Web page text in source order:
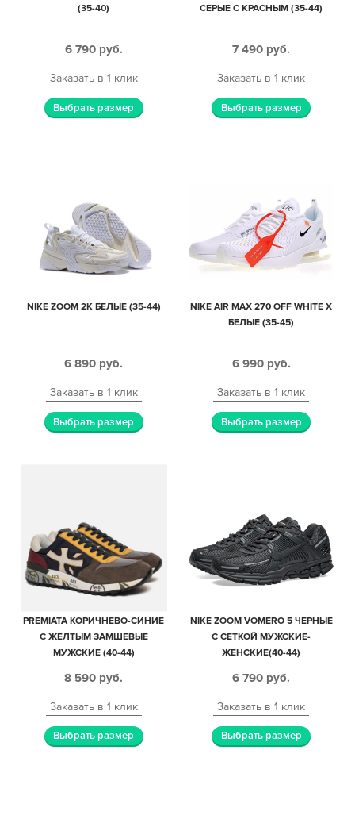
(35-40)
6 790 руб.
Заказать в 1 клик
Выбрать размер
СЕРЫЕ С КРАСНЫМ (35-44)
7 490 руб.
Заказать в 1 клик
Выбрать размер
NIKE ZOOM 2K БЕЛЫЕ (35-44)
6 890 руб.
Заказать в 1 клик
Выбрать размер
NIKE AIR MAX 270 OFF WHITE X
БЕЛЫЕ (35-45)
6 990 руб.
Заказать в 1 клик
Выбрать размер
PREMIATA КОРИЧНЕВО-СИНИЕ
С ЖЕЛТЫМ ЗАМШЕВЫЕ
МУЖСКИЕ (40-44)
8 590 руб.
Заказать в 1 клик
Выбрать размер
NIKE ZOOM VOMERO 5 ЧЕРНЫЕ
С СЕТКОЙ МУЖСКИЕ-
ЖЕНСКИЕ(40-44)
6 790 руб.
Заказать в 1 клик
Выбрать размер